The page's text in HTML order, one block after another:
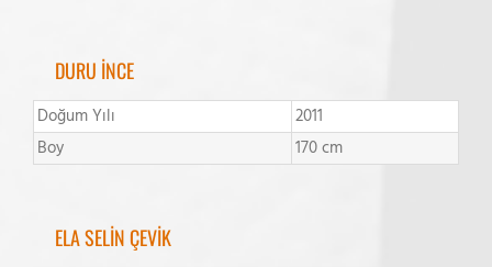
DURU İNCE
Doğum Yılı
2011
Boy
170 cm
ELA SELİN ÇEVİK